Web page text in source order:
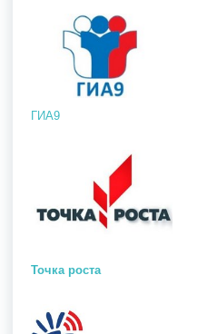
ГИА9
Точка роста